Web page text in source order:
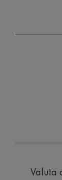
Valuta